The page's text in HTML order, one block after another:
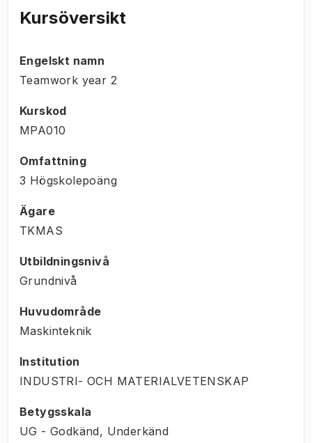
Kursöversikt
Engelskt namn
Teamwork year 2
Kurskod
MPA010
Omfattning
3 Högskolepoäng
Ägare
TKMAS
Utbildningsnivå
Grundnivå
Huvudområde
Maskinteknik
Institution
INDUSTRI- OCH MATERIALVETENSKAP
Betygsskala
UG - Godkänd, Underkänd